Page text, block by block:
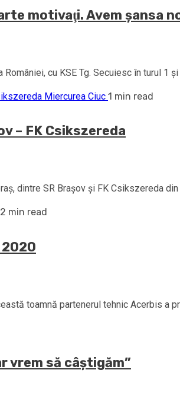
motivaţi. Avem şansa
cu KSE Tg. Secuiesc în turul 1 şi
1 min read
– FK Csikszereda
dintre SR Brașov și FK Csikszereda din
2 min read
2020
toamnă partenerul tehnic Acerbis a
vrem să câştigăm”